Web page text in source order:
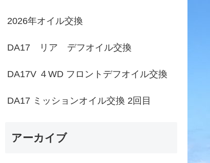
2026年オイル交換
DA17 リア デフオイル交換
DA17V ４WD フロントデフオイル交換
DA17 ミッションオイル交換 2回目
アーカイブ